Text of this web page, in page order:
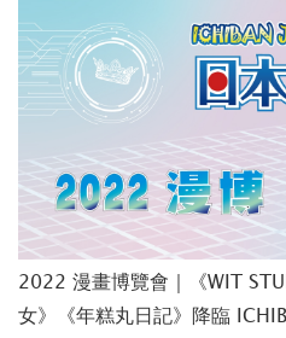
2022 漫畫博覽會｜《WIT
女》《年糕丸日記》降臨